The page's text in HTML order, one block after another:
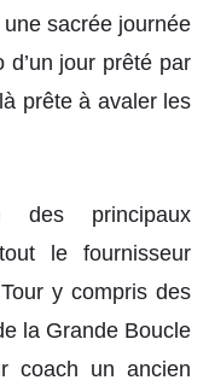
sacrée journée
d’un jour prêté par
prête à avaler les
des principaux
le fournisseur
y compris des
la Grande Boucle
coach un ancien